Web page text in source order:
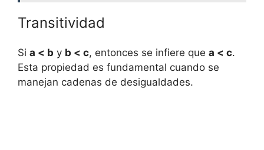
Transitividad
Si a < b y b < c, entonces se infiere que a < c.
Esta propiedad es fundamental cuando se
manejan cadenas de desigualdades.